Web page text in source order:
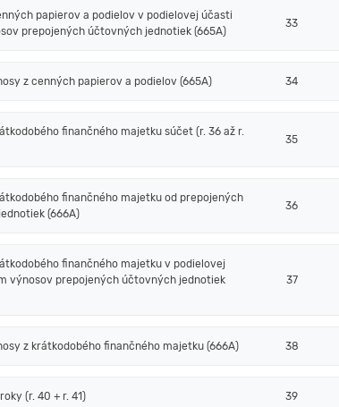
papierov a podielov v podielovej účasti
prepojených účtovných jednotiek (665A)
33
z cenných papierov a podielov (665A) 34
finančného majetku súčet (r. 36 až r.
35
finančného majetku od prepojených
(666A)
36
finančného majetku v podielovej
výnosov prepojených účtovných jednotiek
37
z krátkodobého finančného majetku (666A) 38
(r. 40 + r. 41) 39